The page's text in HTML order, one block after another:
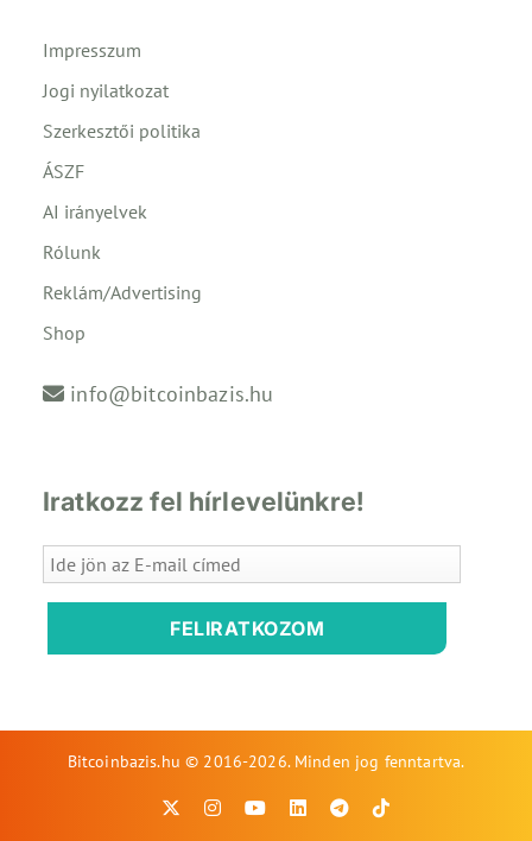
Impresszum
Jogi nyilatkozat
Szerkesztői politika
ÁSZF
AI irányelvek
Rólunk
Reklám/Advertising
Shop
info@bitcoinbazis.hu
Iratkozz fel hírlevelünkre!
FELIRATKOZOM
Bitcoinbazis.hu © 2016-2026. Minden jog fenntartva.